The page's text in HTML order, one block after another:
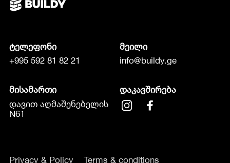
ტელეფონი
+995 592 81 82 21
მეილი
info@buildy.ge
მისამართი
დავით აღმაშენებელის
N61
დაკავშირება
Privacy & Policy Terms & conditions